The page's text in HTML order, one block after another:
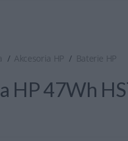
Akcesoria HP Baterie HP
HP 47Wh